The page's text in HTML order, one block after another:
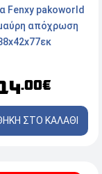
Fenxy pakoworld
απόχρωση
.00€
ΣΤΟ ΚΑΛΑΘΙ